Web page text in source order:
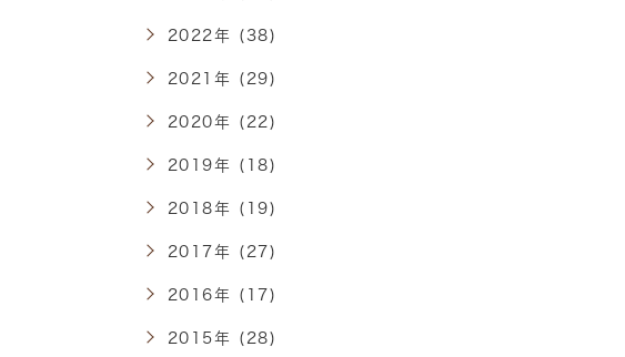
2022年 (38)
2021年 (29)
2020年 (22)
2019年 (18)
2018年 (19)
2017年 (27)
2016年 (17)
2015年 (28)